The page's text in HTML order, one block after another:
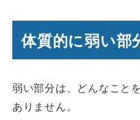
体質的に弱い部
弱い部分は、どんなこと
ありません。